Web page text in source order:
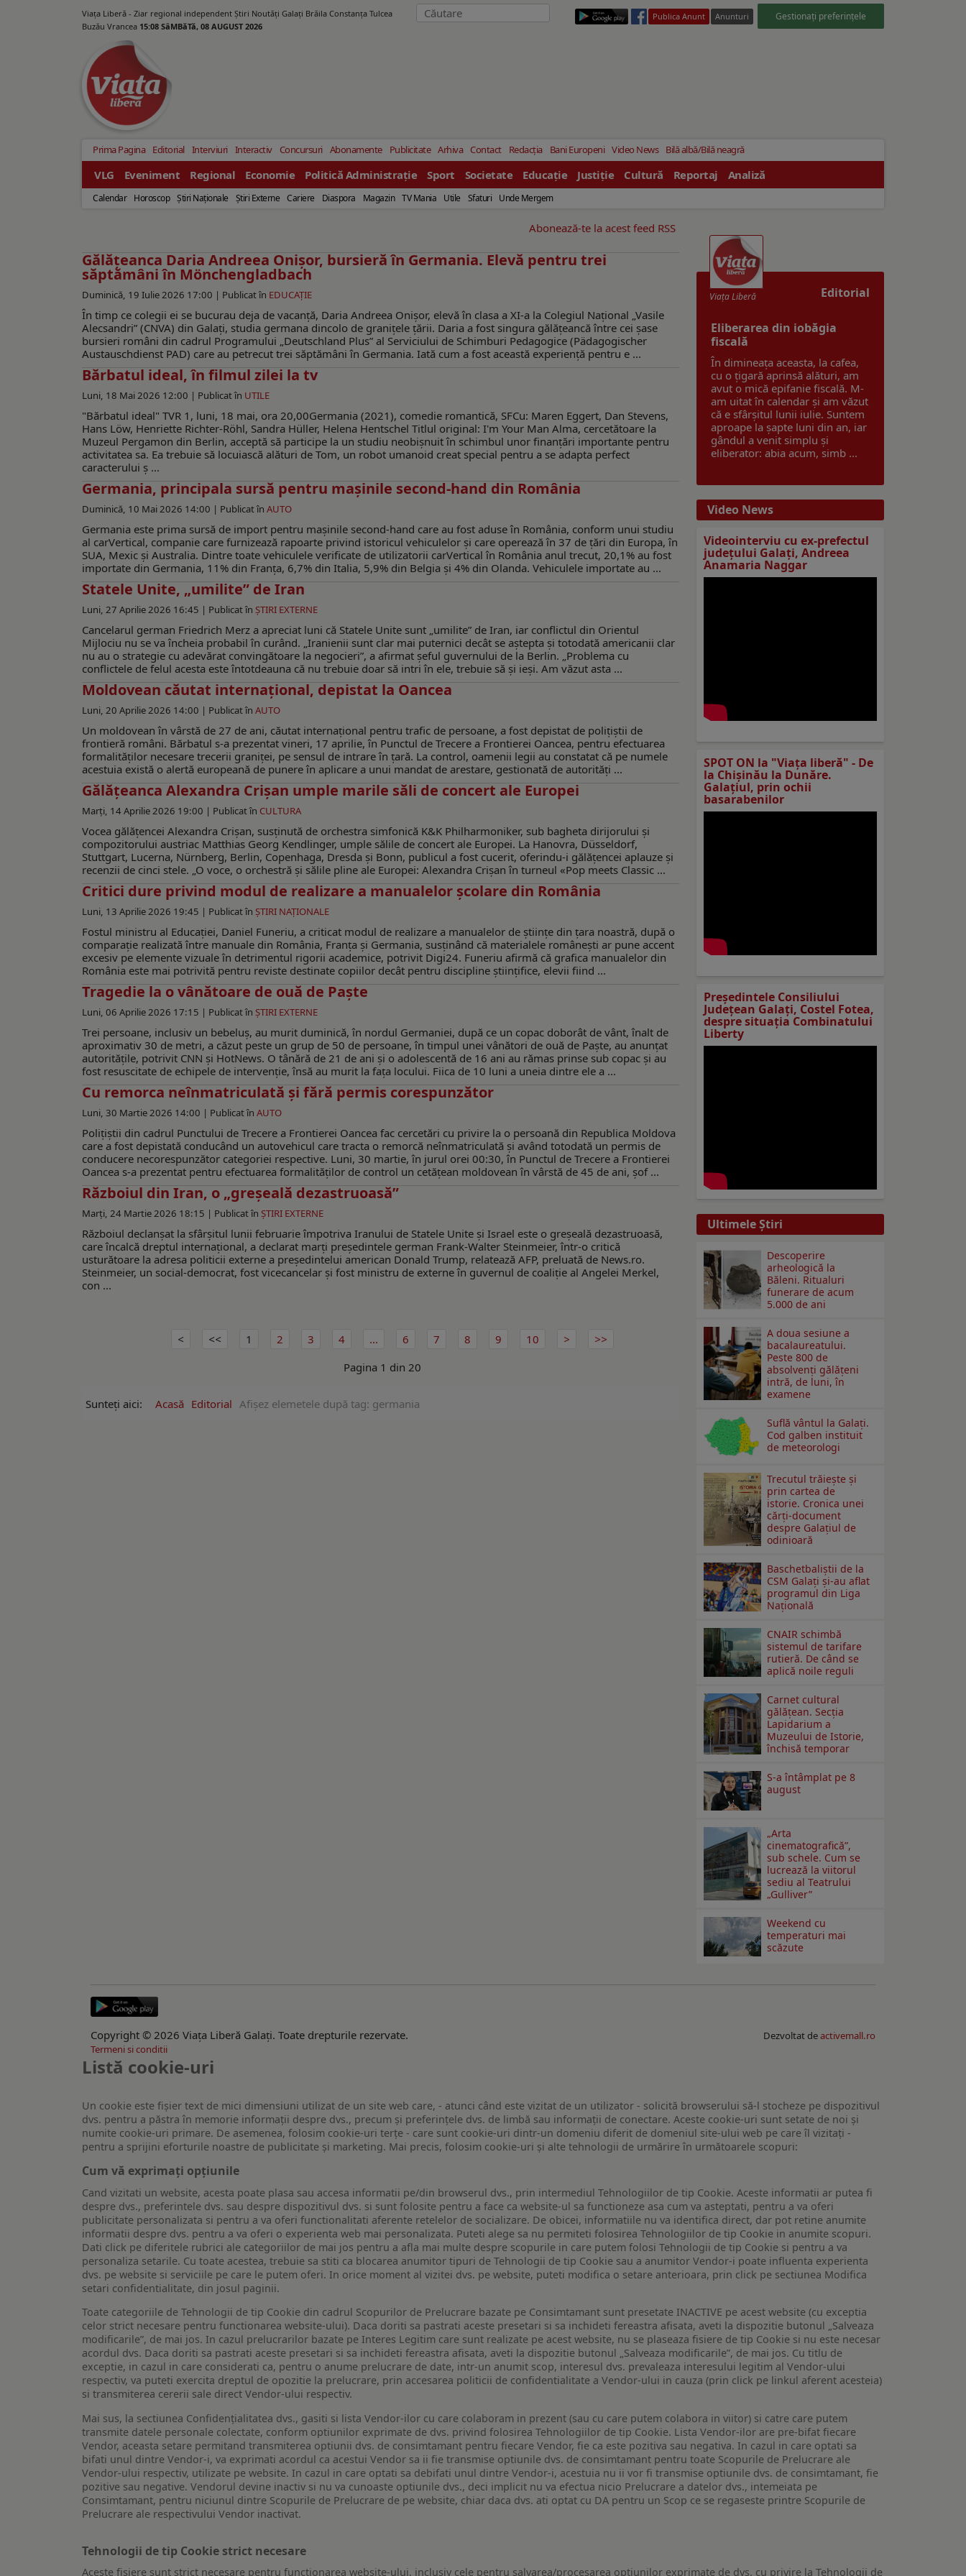
Viața Liberă - Ziar regional independent Știri Noutăți Galaţi Brăila Constanţa Tulcea
Buzău Vrancea 15:08 SâMBăTă, 08 AUGUST 2026
Publica Anunt Anunturi Gestionați preferințele
Prima Pagina Editorial Interviuri Interactiv Concursuri Abonamente Publicitate Arhiva Contact Redacția Bani Europeni Video News Bilă albă/Bilă neagră
VLG Eveniment Regional Economie Politică Administrație Sport Societate Educație Justiție Cultură Reportaj Analiză
Calendar Horoscop Ştiri Naţionale Ştiri Externe Cariere Diaspora Magazin TV Mania Utile Sfaturi Unde Mergem
Abonează-te la acest feed RSS
Gălăţeanca Daria Andreea Onișor, bursieră în Germania. Elevă pentru trei
săptămâni în Mönchengladbach
Duminică, 19 Iulie 2026 17:00 | Publicat în EDUCAŢIE
În timp ce colegii ei se bucurau deja de vacanţă, Daria Andreea Onișor, elevă în clasa a XI-a la Colegiul Național „Vasile
Alecsandri” (CNVA) din Galați, studia germana dincolo de graniţele ţării. Daria a fost singura gălăţeancă între cei şase
bursieri români din cadrul Programului „Deutschland Plus” al Serviciului de Schimburi Pedagogice (Pädagogischer
Austauschdienst PAD) care au petrecut trei săptămâni în Germania. Iată cum a fost această experienţă pentru e ...
Bărbatul ideal, în filmul zilei la tv
Luni, 18 Mai 2026 12:00 | Publicat în UTILE
"Bărbatul ideal" TVR 1, luni, 18 mai, ora 20,00Germania (2021), comedie romantică, SFCu: Maren Eggert, Dan Stevens,
Hans Löw, Henriette Richter-Röhl, Sandra Hüller, Helena Hentschel Titlul original: I'm Your Man Alma, cercetătoare la
Muzeul Pergamon din Berlin, acceptă să participe la un studiu neobișnuit în schimbul unor finanțări importante pentru
activitatea sa. Ea trebuie să locuiască alături de Tom, un robot umanoid creat special pentru a se adapta perfect
caracterului ș ...
Germania, principala sursă pentru mașinile second-hand din România
Duminică, 10 Mai 2026 14:00 | Publicat în AUTO
Germania este prima sursă de import pentru mașinile second-hand care au fost aduse în România, conform unui studiu
al carVertical, companie care furnizează rapoarte privind istoricul vehiculelor și care operează în 37 de țări din Europa, în
SUA, Mexic și Australia. Dintre toate vehiculele verificate de utilizatorii carVertical în România anul trecut, 20,1% au fost
importate din Germania, 11% din Franța, 6,7% din Italia, 5,9% din Belgia și 4% din Olanda. Vehiculele importate au ...
Statele Unite, „umilite” de Iran
Luni, 27 Aprilie 2026 16:45 | Publicat în ŞTIRI EXTERNE
Cancelarul german Friedrich Merz a apreciat luni că Statele Unite sunt „umilite” de Iran, iar conflictul din Orientul
Mijlociu nu se va încheia probabil în curând. „Iranienii sunt clar mai puternici decât se aștepta și totodată americanii clar
nu au o strategie cu adevărat convingătoare la negocieri”, a afirmat șeful guvernului de la Berlin. „Problema cu
conflictele de felul acesta este întotdeauna că nu trebuie doar să intri în ele, trebuie să și ieși. Am văzut asta ...
Moldovean căutat internațional, depistat la Oancea
Luni, 20 Aprilie 2026 14:00 | Publicat în AUTO
Un moldovean în vârstă de 27 de ani, căutat internațional pentru trafic de persoane, a fost depistat de polițiștii de
frontieră români. Bărbatul s-a prezentat vineri, 17 aprilie, în Punctul de Trecere a Frontierei Oancea, pentru efectuarea
formalităţilor necesare trecerii graniţei, pe sensul de intrare în țară. La control, oamenii legii au constatat că pe numele
acestuia există o alertă europeană de punere în aplicare a unui mandat de arestare, gestionată de autorităţi ...
Gălăţeanca Alexandra Crişan umple marile săli de concert ale Europei
Marți, 14 Aprilie 2026 19:00 | Publicat în CULTURA
Vocea gălăţencei Alexandra Crişan, susţinută de orchestra simfonică K&K Philharmoniker, sub bagheta dirijorului și
compozitorului austriac Matthias Georg Kendlinger, umple sălile de concert ale Europei. La Hanovra, Düsseldorf,
Stuttgart, Lucerna, Nürnberg, Berlin, Copenhaga, Dresda şi Bonn, publicul a fost cucerit, oferindu-i gălăţencei aplauze şi
recenzii de cinci stele. „O voce, o orchestră și sălile pline ale Europei: Alexandra Crișan în turneul «Pop meets Classic ...
Critici dure privind modul de realizare a manualelor școlare din România
Luni, 13 Aprilie 2026 19:45 | Publicat în ŞTIRI NAŢIONALE
Fostul ministru al Educației, Daniel Funeriu, a criticat modul de realizare a manualelor de științe din țara noastră, după o
comparație realizată între manuale din România, Franța și Germania, susținând că materialele românești ar pune accent
excesiv pe elemente vizuale în detrimentul rigorii academice, potrivit Digi24. Funeriu afirmă că grafica manualelor din
România este mai potrivită pentru reviste destinate copiilor decât pentru discipline științifice, elevii fiind ...
Tragedie la o vânătoare de ouă de Paște
Luni, 06 Aprilie 2026 17:15 | Publicat în ŞTIRI EXTERNE
Trei persoane, inclusiv un bebeluș, au murit duminică, în nordul Germaniei, după ce un copac doborât de vânt, înalt de
aproximativ 30 de metri, a căzut peste un grup de 50 de persoane, în timpul unei vânători de ouă de Paște, au anunțat
autoritățile, potrivit CNN și HotNews. O tânără de 21 de ani și o adolescentă de 16 ani au rămas prinse sub copac și au
fost resuscitate de echipele de intervenție, însă au murit la fața locului. Fiica de 10 luni a uneia dintre ele a ...
Cu remorca neînmatriculată și fără permis corespunzător
Luni, 30 Martie 2026 14:00 | Publicat în AUTO
Poliţiştii din cadrul Punctului de Trecere a Frontierei Oancea fac cercetări cu privire la o persoană din Republica Moldova
care a fost depistată conducând un autovehicul care tracta o remorcă neînmatriculată şi având totodată un permis de
conducere necorespunzător categoriei respective. Luni, 30 martie, în jurul orei 00:30, în Punctul de Trecere a Frontierei
Oancea s-a prezentat pentru efectuarea formalităţilor de control un cetăţean moldovean în vârstă de 45 de ani, șof ...
Războiul din Iran, o „greșeală dezastruoasă”
Marți, 24 Martie 2026 18:15 | Publicat în ŞTIRI EXTERNE
Războiul declanșat la sfârșitul lunii februarie împotriva Iranului de Statele Unite și Israel este o greșeală dezastruoasă,
care încalcă dreptul internațional, a declarat marți președintele german Frank-Walter Steinmeier, într-o critică
usturătoare la adresa politicii externe a președintelui american Donald Trump, relatează AFP, preluată de News.ro.
Steinmeier, un social-democrat, fost vicecancelar și fost ministru de externe în guvernul de coaliție al Angelei Merkel,
con ...
1 2 3 4 ... 6 7 8 9
10
Pagina 1 din 20
Sunteți aici: Acasă Editorial Afişez elemetele după tag: germania
Editorial
Viaţa Liberă
Eliberarea din iobăgia
fiscală
În dimineața aceasta, la cafea,
cu o țigară aprinsă alături, am
avut o mică epifanie fiscală. M-
am uitat în calendar și am văzut
că e sfârșitul lunii iulie. Suntem
aproape la șapte luni din an, iar
gândul a venit simplu și
eliberator: abia acum, simb ...
Video News
Videointerviu cu ex-prefectul
judeţului Galaţi, Andreea
Anamaria Naggar
SPOT ON la "Viaţa liberă" - De
la Chișinău la Dunăre.
Galațiul, prin ochii
basarabenilor
Preşedintele Consiliului
Judeţean Galaţi, Costel Fotea,
despre situaţia Combinatului
Liberty
Ultimele Ştiri
Descoperire
arheologică la
Băleni. Ritualuri
funerare de acum
5.000 de ani
A doua sesiune a
bacalaureatului.
Peste 800 de
absolvenţi gălăţeni
intră, de luni, în
examene
Suflă vântul la Galaţi.
Cod galben instituit
de meteorologi
Trecutul trăiește și
prin cartea de
istorie. Cronica unei
cărți-document
despre Galațiul de
odinioară
Baschetbaliștii de la
CSM Galați și-au aflat
programul din Liga
Națională
CNAIR schimbă
sistemul de tarifare
rutieră. De când se
aplică noile reguli
Carnet cultural
gălăţean. Secţia
Lapidarium a
Muzeului de Istorie,
închisă temporar
S-a întâmplat pe 8
august
„Arta
cinematografică”,
sub schele. Cum se
lucrează la viitorul
sediu al Teatrului
„Gulliver”
Weekend cu
temperaturi mai
scăzute
Copyright © 2026 Viaţa Liberă Galaţi. Toate drepturile rezervate. Dezvoltat deactivemall.ro
Termeni si conditii
Listă cookie-uri
Un cookie este fişier text de mici dimensiuni utilizat de un site web care, - atunci când este vizitat de un utilizator - solicită browserului să-l stocheze pe dispozitivul
dvs. pentru a păstra în memorie informații despre dvs., precum și preferințele dvs. de limbă sau informații de conectare. Aceste cookie-uri sunt setate de noi și
numite cookie-uri primare. De asemenea, folosim cookie-uri terțe - care sunt cookie-uri dintr-un domeniu diferit de domeniul site-ului web pe care îl vizitați -
pentru a sprijini eforturile noastre de publicitate și marketing. Mai precis, folosim cookie-uri și alte tehnologii de urmărire în următoarele scopuri:
Cum vă exprimați opțiunile
Cand vizitati un website, acesta poate plasa sau accesa informatii pe/din browserul dvs., prin intermediul Tehnologiilor de tip Cookie. Aceste informatii ar putea fi
despre dvs., preferintele dvs. sau despre dispozitivul dvs. si sunt folosite pentru a face ca website-ul sa functioneze asa cum va asteptati, pentru a va oferi
publicitate personalizata si pentru a va oferi functionalitati aferente retelelor de socializare. De obicei, informatiile nu va identifica direct, dar pot retine anumite
informatii despre dvs. pentru a va oferi o experienta web mai personalizata. Puteti alege sa nu permiteti folosirea Tehnologiilor de tip Cookie in anumite scopuri.
Dati click pe diferitele rubrici ale categoriilor de mai jos pentru a afla mai multe despre scopurile in care putem folosi Tehnologii de tip Cookie si pentru a va
personaliza setarile. Cu toate acestea, trebuie sa stiti ca blocarea anumitor tipuri de Tehnologii de tip Cookie sau a anumitor Vendor-i poate influenta experienta
dvs. pe website si serviciile pe care le putem oferi. In orice moment al vizitei dvs. pe website, puteti modifica o setare anterioara, prin click pe sectiunea Modifica
setari confidentialitate, din josul paginii.
Toate categoriile de Tehnologii de tip Cookie din cadrul Scopurilor de Prelucrare bazate pe Consimtamant sunt presetate INACTIVE pe acest website (cu exceptia
celor strict necesare pentru functionarea website-ului). Daca doriti sa pastrati aceste presetari si sa inchideti fereastra afisata, aveti la dispozitie butonul „Salveaza
modificarile”, de mai jos. In cazul prelucrarilor bazate pe Interes Legitim care sunt realizate pe acest website, nu se plaseaza fisiere de tip Cookie si nu este necesar
acordul dvs. Daca doriti sa pastrati aceste presetari si sa inchideti fereastra afisata, aveti la dispozitie butonul „Salveaza modificarile”, de mai jos. Cu titlu de
exceptie, in cazul in care considerati ca, pentru o anume prelucrare de date, intr-un anumit scop, interesul dvs. prevaleaza interesului legitim al Vendor-ului
respectiv, va puteti exercita dreptul de opozitie la prelucrare, prin accesarea politicii de confidentialitate a Vendor-ului in cauza (prin click pe linkul aferent acesteia)
si transmiterea cererii sale direct Vendor-ului respectiv.
Mai sus, la sectiunea Confidențialitatea dvs., gasiti si lista Vendor-ilor cu care colaboram in prezent (sau cu care putem colabora in viitor) si catre care putem
transmite datele personale colectate, conform optiunilor exprimate de dvs. privind folosirea Tehnologiilor de tip Cookie. Lista Vendor-ilor are pre-bifat fiecare
Vendor, aceasta setare permitand transmiterea optiunii dvs. de consimtamant pentru fiecare Vendor, fie ca este pozitiva sau negativa. In cazul in care optati sa
bifati unul dintre Vendor-i, va exprimati acordul ca acestui Vendor sa ii fie transmise optiunile dvs. de consimtamant pentru toate Scopurile de Prelucrare ale
Vendor-ului respectiv, utilizate pe website. In cazul in care optati sa debifati unul dintre Vendor-i, acestuia nu ii vor fi transmise optiunile dvs. de consimtamant, fie
pozitive sau negative. Vendorul devine inactiv si nu va cunoaste optiunile dvs., deci implicit nu va efectua nicio Prelucrare a datelor dvs., intemeiata pe
Consimtamant, pentru niciunul dintre Scopurile de Prelucrare de pe website, chiar daca dvs. ati optat cu DA pentru un Scop ce se regaseste printre Scopurile de
Prelucrare ale respectivului Vendor inactivat.
Tehnologii de tip Cookie strict necesare
Aceste fisiere sunt strict necesare pentru functionarea website-ului, inclusiv cele pentru salvarea/procesarea optiunilor exprimate de dvs. cu privire la Tehnologii de